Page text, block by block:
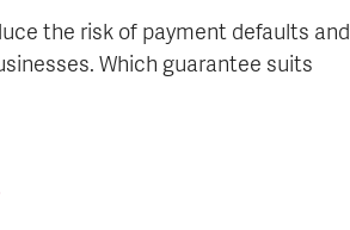
the risk of payment defaults and
Which guarantee suits